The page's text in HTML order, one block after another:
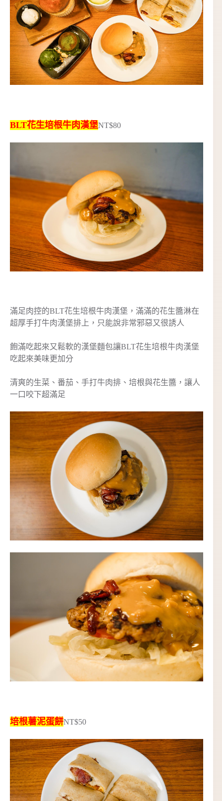
BLT花生培根牛肉漢堡NT$80
滿足肉控的BLT花生培根牛肉漢堡，滿滿的花生醬淋在
超厚手打牛肉漢堡排上，只能說非常邪惡又很誘人
飽滿吃起來又鬆軟的漢堡麵包讓BLT花生培根牛肉漢堡
吃起來美味更加分
清爽的生菜、番茄、手打牛肉排、培根與花生醬，讓人
一口咬下超滿足
培根薯泥蛋餅NT$50